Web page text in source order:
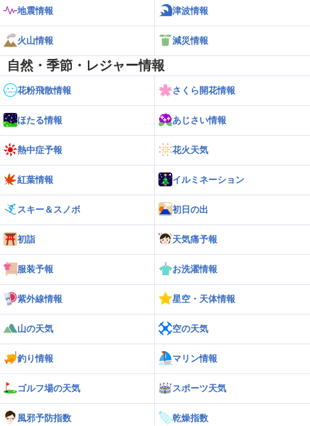
地震情報 津波情報
火山情報 減災情報
自然・季節・レジャー情報
花粉飛散情報 さくら開花情報
ほたる情報 あじさい情報
熱中症予報 花火天気
紅葉情報 イルミネーション
スキー＆スノボ 初日の出
初詣 天気痛予報
服装予報 お洗濯情報
紫外線情報 星空・天体情報
山の天気 空の天気
釣り情報 マリン情報
ゴルフ場の天気 スポーツ天気
風邪予防指数 乾燥指数